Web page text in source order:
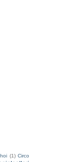
(1) Circo